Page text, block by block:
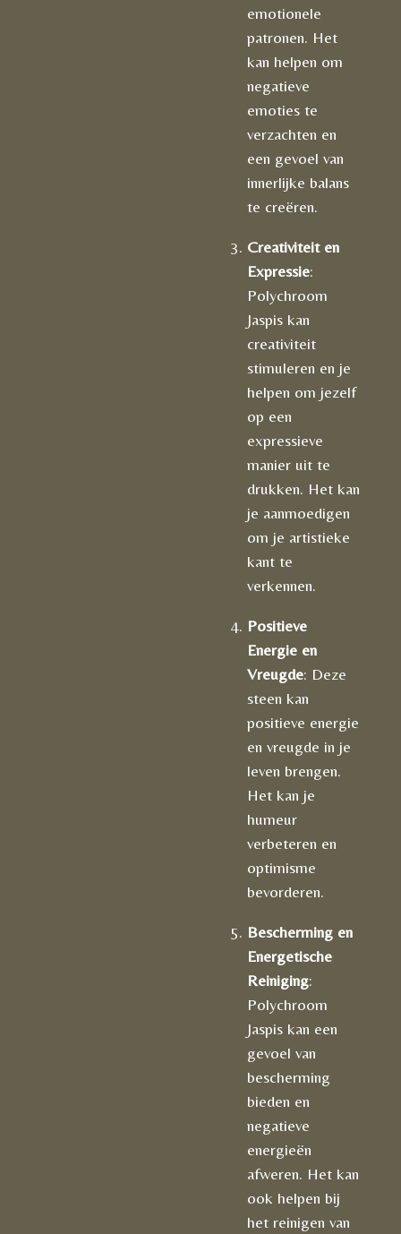
emotionele
patronen. Het
kan helpen om
negatieve
emoties te
verzachten en
een gevoel van
innerlijke balans
te creëren.
Creativiteit en
Expressie:
Polychroom
Jaspis kan
creativiteit
stimuleren en je
helpen om jezelf
op een
expressieve
manier uit te
drukken. Het kan
je aanmoedigen
om je artistieke
kant te
verkennen.
Positieve
Energie en
Vreugde: Deze
steen kan
positieve energie
en vreugde in je
leven brengen.
Het kan je
humeur
verbeteren en
optimisme
bevorderen.
Bescherming en
Energetische
Reiniging:
Polychroom
Jaspis kan een
gevoel van
bescherming
bieden en
negatieve
energieën
afweren. Het kan
ook helpen bij
het reinigen van